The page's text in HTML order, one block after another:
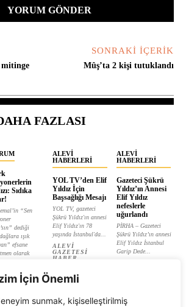
İçin Önemli
sunmak, kişiselleştirilmiş
mitinge
SONRAKI İÇERIK
Mûş’ta 2 kişi tutuklandı
FAZLASI
Sıdıka
“Sen
dediği
ışık
efsane
olarak
ALEVI
HABERLERI
YOL TV’den Elif
Yıldız İçin
Başsağlığı Mesajı
YOL TV, gazeteci
Şükrü Yıldız'ın annesi
Elif Yıldız'ın 78
yaşında İstanbul'da...
ALEVI
GAZETESI
HABER
ALEVI
HABERLERI
Gazeteci Şükrü
Yıldız’ın Annesi
Elif Yıldız
nefeslerle
uğurlandı
PİRHA – Gazeteci
Şükrü Yıldız’ın annesi
Elif Yıldız İstanbul
Garip Dede...